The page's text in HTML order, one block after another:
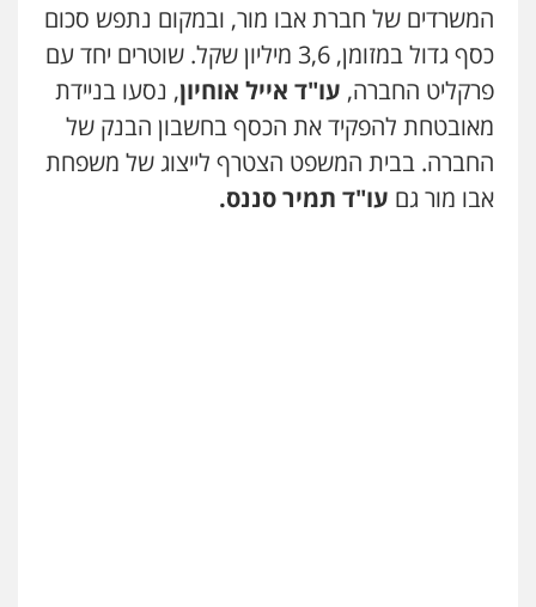
המשרדים של חברת אבו מור, ובמקום נתפש סכום
כסף גדול במזומן, 3,6 מיליון שקל. שוטרים יחד עם
פרקליט החברה, עו"ד אייל אוחיון, נסעו בניידת
מאובטחת להפקיד את הכסף בחשבון הבנק של
החברה. בבית המשפט הצטרף לייצוג של משפחת
אבו מור גם עו"ד תמיר סננס.